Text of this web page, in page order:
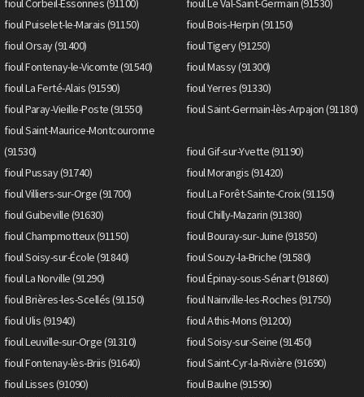
fioul Corbeil-Essonnes (91100)
fioul Le Val-Saint-Germain (91530)
fioul Puiselet-le-Marais (91150)
fioul Bois-Herpin (91150)
fioul Orsay (91400)
fioul Tigery (91250)
fioul Fontenay-le-Vicomte (91540)
fioul Massy (91300)
fioul La Ferté-Alais (91590)
fioul Yerres (91330)
fioul Paray-Vieille-Poste (91550)
fioul Saint-Germain-lès-Arpajon (91180)
fioul Saint-Maurice-Montcouronne
(91530)
fioul Gif-sur-Yvette (91190)
fioul Pussay (91740)
fioul Morangis (91420)
fioul Villiers-sur-Orge (91700)
fioul La Forêt-Sainte-Croix (91150)
fioul Guibeville (91630)
fioul Chilly-Mazarin (91380)
fioul Champmotteux (91150)
fioul Bouray-sur-Juine (91850)
fioul Soisy-sur-École (91840)
fioul Souzy-la-Briche (91580)
fioul La Norville (91290)
fioul Épinay-sous-Sénart (91860)
fioul Brières-les-Scellés (91150)
fioul Nainville-les-Roches (91750)
fioul Ulis (91940)
fioul Athis-Mons (91200)
fioul Leuville-sur-Orge (91310)
fioul Soisy-sur-Seine (91450)
fioul Fontenay-lès-Briis (91640)
fioul Saint-Cyr-la-Rivière (91690)
fioul Lisses (91090)
fioul Baulne (91590)